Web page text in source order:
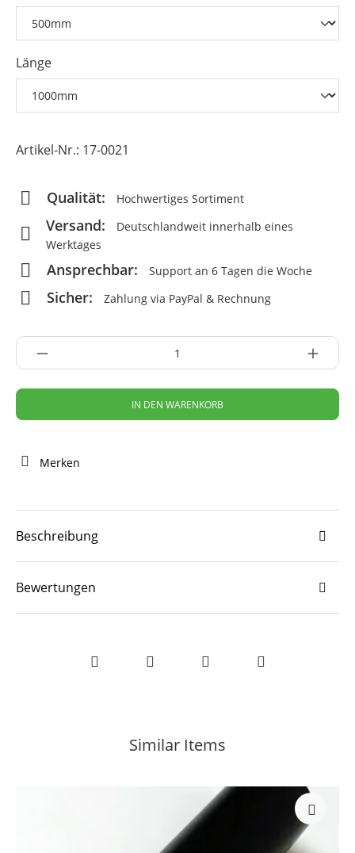
Länge
Artikel-Nr.: 17-0021
Qualität: Hochwertiges Sortiment
Versand:
Deutschlandweit innerhalb eines
Werktages
Ansprechbar: Support an 6 Tagen die Woche
Sicher: Zahlung via PayPal & Rechnung
IN DEN WARENKORB
Merken
Beschreibung
Bewertungen
Similar Items